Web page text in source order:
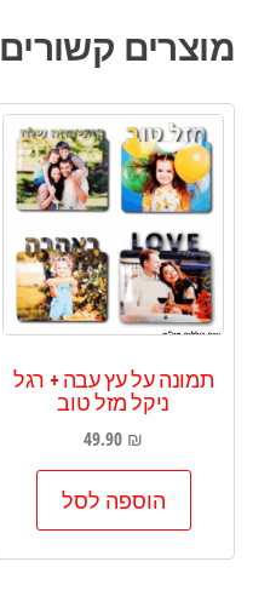
מוצרים קשורים
תמונה על עץ עבה + רגל
ניקל מזל טוב
49.90 ₪
הוספה לסל